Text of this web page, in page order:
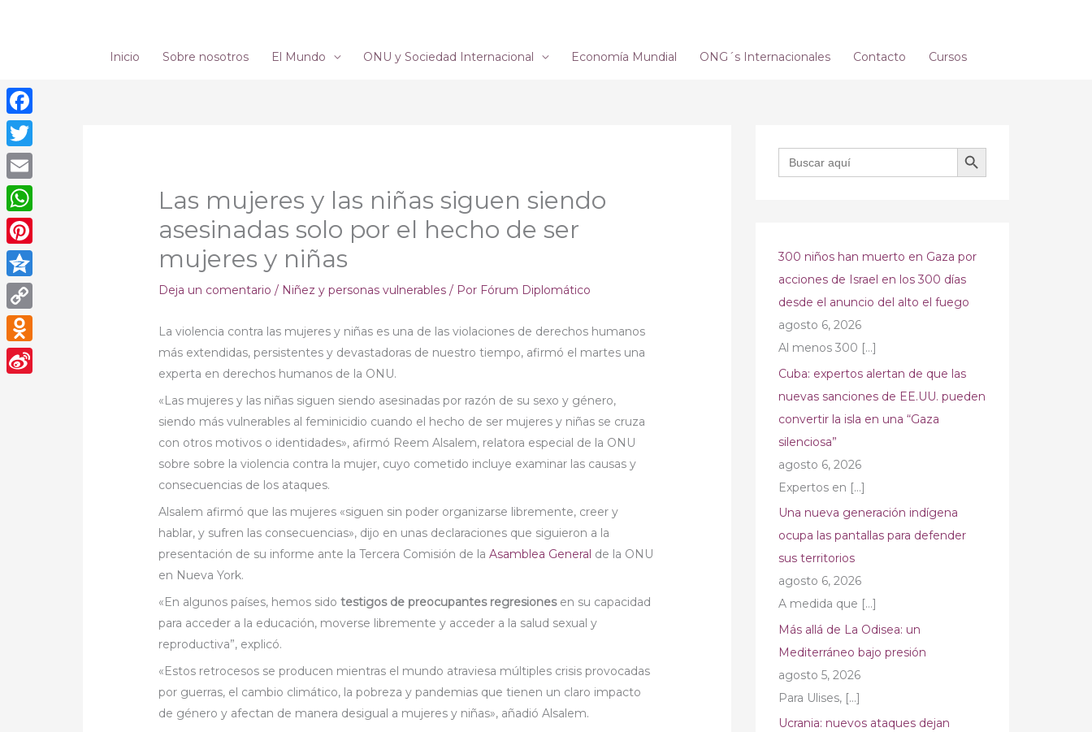
Inicio Sobre nosotros El Mundo ONU y Sociedad Internacional Economía Mundial ONG´s Internacionales Contacto Cursos
Las mujeres y las niñas siguen siendo
asesinadas solo por el hecho de ser
mujeres y niñas
Deja un comentario / Niñez y personas vulnerables / Por Fórum Diplomático
La violencia contra las mujeres y niñas es una de las violaciones de derechos humanos
más extendidas, persistentes y devastadoras de nuestro tiempo, afirmó el martes una
experta en derechos humanos de la ONU.
«Las mujeres y las niñas siguen siendo asesinadas por razón de su sexo y género,
siendo más vulnerables al feminicidio cuando el hecho de ser mujeres y niñas se cruza
con otros motivos o identidades», afirmó Reem Alsalem, relatora especial de la ONU
sobre sobre la violencia contra la mujer, cuyo cometido incluye examinar las causas y
consecuencias de los ataques.
Alsalem afirmó que las mujeres «siguen sin poder organizarse libremente, creer y
hablar, y sufren las consecuencias», dijo en unas declaraciones que siguieron a la
presentación de su informe ante la Tercera Comisión de laAsamblea General de la ONU
en Nueva York.
«En algunos países, hemos sidotestigos de preocupantes regresionesen su capacidad
para acceder a la educación, moverse libremente y acceder a la salud sexual y
reproductiva”, explicó.
«Estos retrocesos se producen mientras el mundo atraviesa múltiples crisis provocadas
por guerras, el cambio climático, la pobreza y pandemias que tienen un claro impacto
de género y afectan de manera desigual a mujeres y niñas», añadió Alsalem.
Buscar: BOTÓN DE BÚSQUEDA
300 niños han muerto en Gaza por
acciones de Israel en los 300 días
desde el anuncio del alto el fuego
agosto 6, 2026
Al menos 300 […]
Cuba: expertos alertan de que las
nuevas sanciones de EE.UU. pueden
convertir la isla en una “Gaza
silenciosa”
agosto 6, 2026
Expertos en […]
Una nueva generación indígena
ocupa las pantallas para defender
sus territorios
agosto 6, 2026
A medida que […]
Más allá de La Odisea: un
Mediterráneo bajo presión
agosto 5, 2026
Para Ulises, […]
Ucrania: nuevos ataques dejan
Facebook
Twitter
Email
WhatsApp
Pinterest
Qzone
Copy
Link
Odnoklassniki